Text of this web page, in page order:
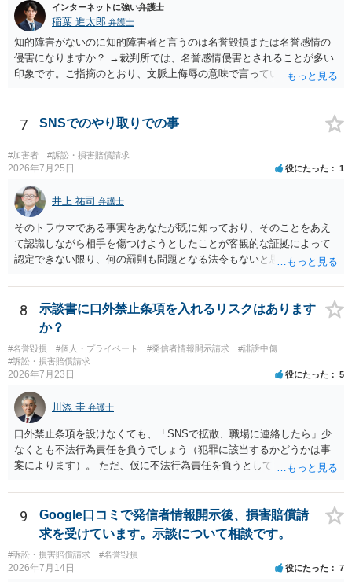
を確認したうえで、「提供素材及びこれを含む画面の複製・SNS掲載
を許諾しない」と書面で明確に通知することをお勧めします。すでに
掲載された場合は、URL、掲載日時、画面を保存してから削除を求め
てください。
インターネットに強い弁護士
稲葉 進太郎 弁護士
知的障害がないのに知的障害者と言うのは名誉毀損または名誉感情の
侵害になりますか？ →裁判所では、名誉感情侵害とされることが多い
印象です。ご指摘のとおり、文脈上侮辱の意味で言っている点も加味
7 SNSでのやり取りでの事
#加害者 #訴訟・損害賠償請求
2026年7月25日 役にたった 1
井上 祐司 弁護士
そのトラウマである事実をあなたが既に知っており、そのことをあえ
て認識しながら相手を傷つけようとしたことが客観的な証拠によって
認定できない限り、何の罰則も問題となる法令もないと思われます。
8
示談書に口外禁止条項を入れるリスクはあります
か？
#名誉毀損 #個人・プライベート #発信者情報開示請求
#誹謗中傷
#訴訟・損害賠償請求
2026年7月23日 役にたった 5
川添 圭 弁護士
口外禁止条項を設けなくても、「SNSで拡散、職場に連絡したら」少
なくとも不法行為責任を負うでしょう（犯罪に該当するかどうかは事
案によります）。 ただ、仮に不法行為責任を負うとしても、違約金を
（日本の裁判所が認定する慰謝料は、到底被害感情を満足させられる
ような金額ではありません）。そのため、口外禁止条項とともに口外
した場合の違約金（100～200万円程度）を定めることには、大きな意
味と抑止力があります。 逆に、口外禁止条項を設けると、正当な理由
がある場合を除いて第三者へ情報開示ができなくなります。そのた
め、口外禁止条項によって自らを縛られてしまうと困るようなケース
9
Google口コミで発信者情報開示後、損害賠償請
求を受けています。示談について相談です。
#訴訟・損害賠償請求 #名誉毀損
2026年7月14日 役にたった 7